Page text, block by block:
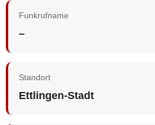
Funkrufname
–
Standort
Ettlingen-Stadt